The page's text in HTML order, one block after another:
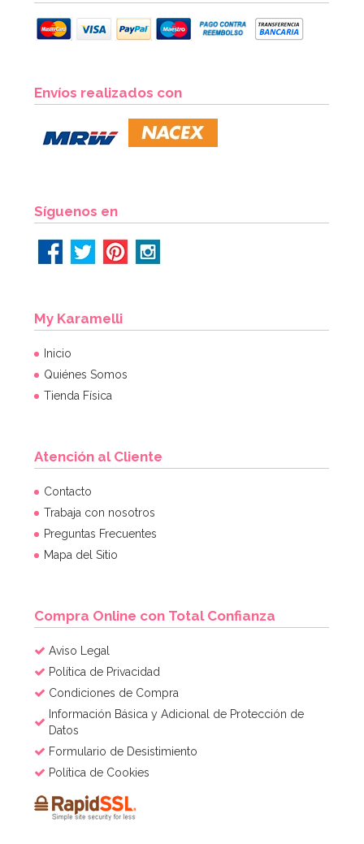
Envíos realizados con
Síguenos en
My Karamelli
Inicio
Quiénes Somos
Tienda Física
Atención al Cliente
Contacto
Trabaja con nosotros
Preguntas Frecuentes
Mapa del Sitio
Compra Online con Total Confianza
Aviso Legal
Política de Privacidad
Condiciones de Compra
Información Básica y Adicional de Protección de
Datos
Formulario de Desistimiento
Política de Cookies